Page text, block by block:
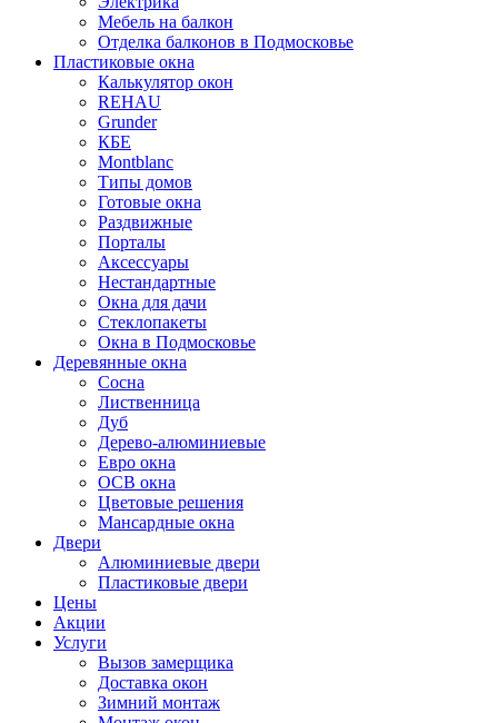
Мебель на балкон
Отделка балконов в Подмосковье
Пластиковые окна
Калькулятор окон
REHAU
Grunder
КБЕ
Montblanc
Типы домов
Готовые окна
Раздвижные
Порталы
Аксессуары
Нестандартные
Окна для дачи
Стеклопакеты
Окна в Подмосковье
Деревянные окна
Сосна
Лиственница
Дуб
Дерево-алюминиевые
Евро окна
ОСВ окна
Цветовые решения
Мансардные окна
Двери
Алюминиевые двери
Пластиковые двери
Цены
Акции
Услуги
Вызов замерщика
Доставка окон
Зимний монтаж